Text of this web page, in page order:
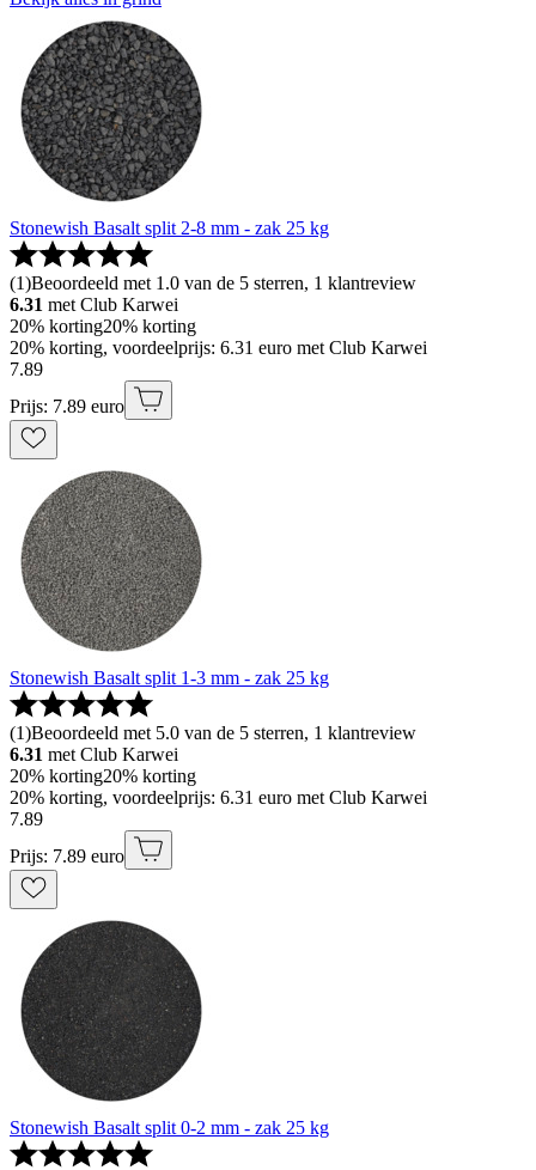
Stonewish Basalt split 2-8 mm - zak 25 kg
(1)Beoordeeld met 1.0 van de 5 sterren, 1 klantreview
6.31 met Club Karwei
20% korting20% korting
20% korting, voordeelprijs: 6.31 euro met Club Karwei
7.89
Prijs: 7.89 euro
Stonewish Basalt split 1-3 mm - zak 25 kg
(1)Beoordeeld met 5.0 van de 5 sterren, 1 klantreview
6.31 met Club Karwei
20% korting20% korting
20% korting, voordeelprijs: 6.31 euro met Club Karwei
7.89
Prijs: 7.89 euro
Stonewish Basalt split 0-2 mm - zak 25 kg